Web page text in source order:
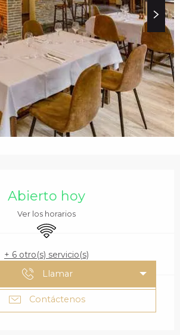
Abierto hoy
Ver los horarios
Wifi
+ 6 otro(s) servicio(s)
Llamar
Contáctenos